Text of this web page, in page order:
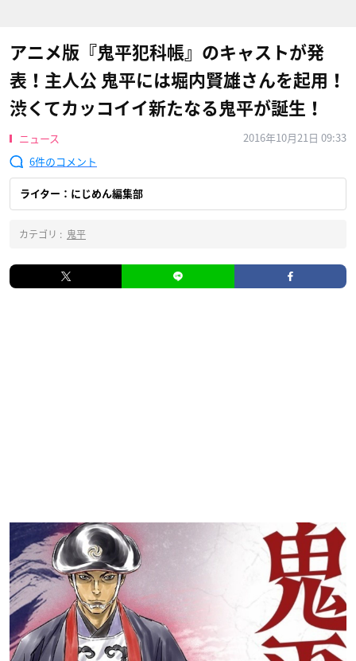
アニメ版『鬼平犯科帳』のキャストが発
表！主人公 鬼平には堀内賢雄さんを起用！
渋くてカッコイイ新たなる鬼平が誕生！
ニュース
2016年10月21日 09:33
6
ライター：にじめん編集部
カテゴリ : 鬼平